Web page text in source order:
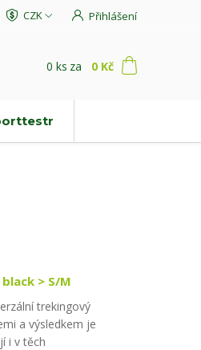
CZK Přihlášení
0 ks za 0 Kč
> S/M
trekingový
a výsledkem je
i v těch